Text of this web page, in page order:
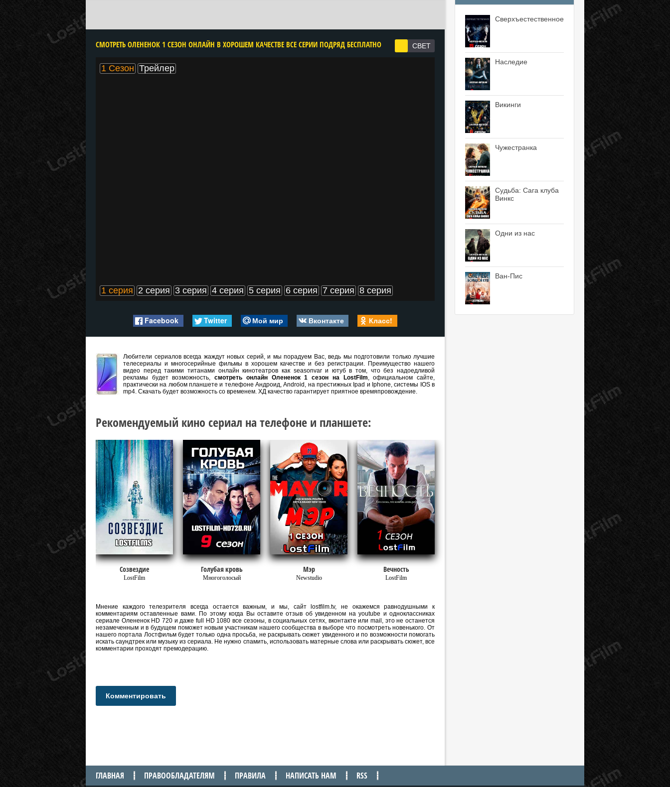
CМОТРЕТЬ ОЛЕНЕНОК 1 СЕЗОН ОНЛАЙН В ХОРОШЕМ КАЧЕСТВЕ ВСЕ СЕРИИ ПОДРЯД БЕСПЛАТНО
1 Сезон Трейлер
1 серия 2 серия 3 серия 4 серия 5 серия 6 серия 7 серия 8 серия
Facebook Twitter Мой мир Вконтакте Класс!
Любители сериалов всегда жаждут новых серий, и мы порадуем Вас, ведь мы подготовили только лучшие
телесериалы и многосерийные фильмы в хорошем качестве и без регистрации. Преимущество нашего
видео перед такими титанами онлайн кинотеатров как seasonvar и ютуб в том, что без надоедливой
рекламы будет возможность,смотреть онлайн Олененок 1 сезон на LostFilm, официальном сайте,
практически на любом планшете и телефоне Андроид, Android, на престижных Ipad и Iphone, системы IOS в
mp4. Скачать будет возможность со временем. ХД качество гарантирует приятное времяпровождение.
Рекомендуемый кино сериал на телефоне и планшете:
Созвездие
LostFilm
Голубая кровь
Многоголосый
Мэр
Newstudio
Вечность
LostFilm
Мнение каждого телезрителя всегда остается важным, и мы, сайт lostfilm.tv, не окажемся равнодушными к
комментариям оставленные вами. По этому когда Вы оставите отзыв об увиденном на youtube и одноклассниках
сериале Олененок HD 720 и даже full HD 1080 все сезоны, в социальных сетях, вконтакте или mail, это не останется
незамеченным и в будущем поможет новым участникам нашего сообщества в выборе что посмотреть новенького. От
нашего портала Лостфильм будет только одна просьба, не раскрывать сюжет увиденного и по возможности помогать
искать саундтрек или музыку из сериала. Не нужно спамить, использовать матерные слова или раскрывать сюжет, все
комментарии проходят премодерацию.
Комментировать
Сверхъестественное
Наследие
Викинги
Чужестранка
Судьба: Сага клуба
Винкс
Одни из нас
Ван-Пис
ГЛАВНАЯ ПРАВООБЛАДАТЕЛЯМ ПРАВИЛА НАПИСАТЬ НАМ RSS